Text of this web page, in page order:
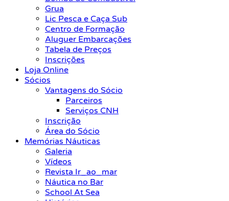
Grua
Lic Pesca e Caça Sub
Centro de Formação
Aluguer Embarcações
Tabela de Preços
Inscrições
Loja Online
Sócios
Vantagens do Sócio
Parceiros
Serviços CNH
Inscrição
Área do Sócio
Memórias Náuticas
Galeria
Vídeos
Revista Ir_ao_mar
Náutica no Bar
School At Sea